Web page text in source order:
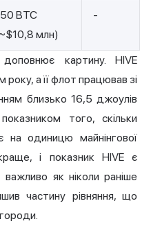
BTC
млн)
-
картину. HIVE
а її флот працював зі
близько 16,5 джоулів
того, скільки
на одиницю майнінгової
і показник HIVE є
як ніколи раніше
частину рівняння, що